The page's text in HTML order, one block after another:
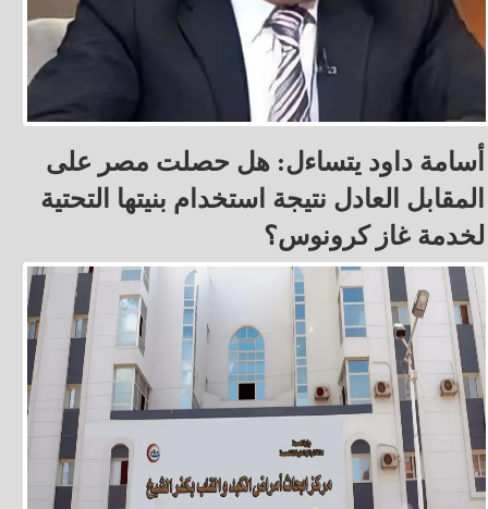
أسامة داود يتساءل: هل حصلت مصر على
المقابل العادل نتيجة استخدام بنيتها التحتية
لخدمة غاز كرونوس؟